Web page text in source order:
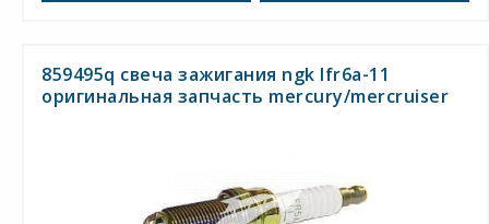
859495q свеча зажигания ngk lfr6a-11
оригинальная запчасть mercury/mercruiser